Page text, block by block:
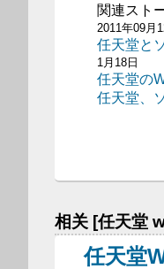
関連スト
2011年09月
任天堂と
1月18日
任天堂の
任天堂、
相关 [任天堂
任天堂